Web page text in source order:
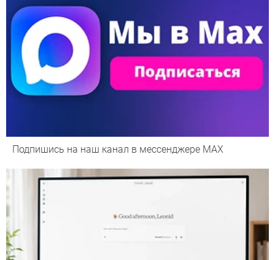
Подпишись на наш канал в мессенджере МАХ